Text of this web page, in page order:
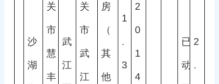
沙
湖
关
市
慧
丰
武
江
关
市
武
江
2
.
房
（
其
他
1
.
3
2
0
1
4
已
动